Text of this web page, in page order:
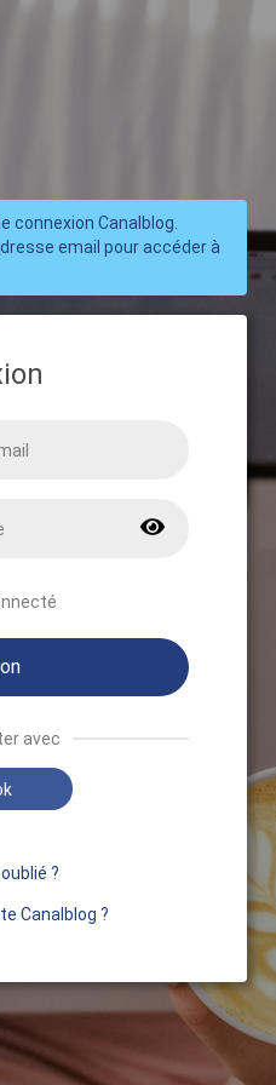
connexion Canalblog.
email pour accéder à
avec
?
Canalblog ?